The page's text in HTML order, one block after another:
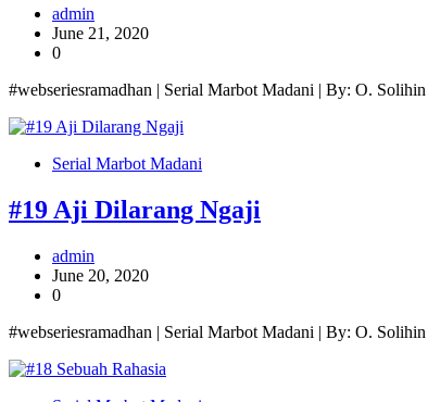
admin
June 21, 2020
0
#webseriesramadhan | Serial Marbot Madani | By: O.
Serial Marbot Madani
#19 Aji Dilarang Ngaji
admin
June 20, 2020
0
#webseriesramadhan | Serial Marbot Madani | By: O.